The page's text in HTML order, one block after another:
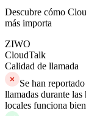
Descubre cómo
más importa
ZIWO
CloudTalk
Calidad de llamada
Se han
llamadas durante
locales funciona